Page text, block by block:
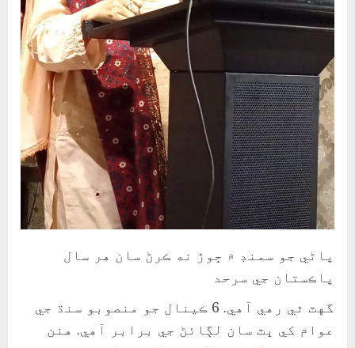
پاڻي جو سمنڊ ۾ ڇوڙ نه ڪرڻ سان هر سال
پاڪستان جي سرحد
گهٽ ٿي رهي آهي. 6 ڪينال جو منصوبو سنڌ جي
عوام کي ڀٽ سان لڳائڻ جي برابر آهي. هنن